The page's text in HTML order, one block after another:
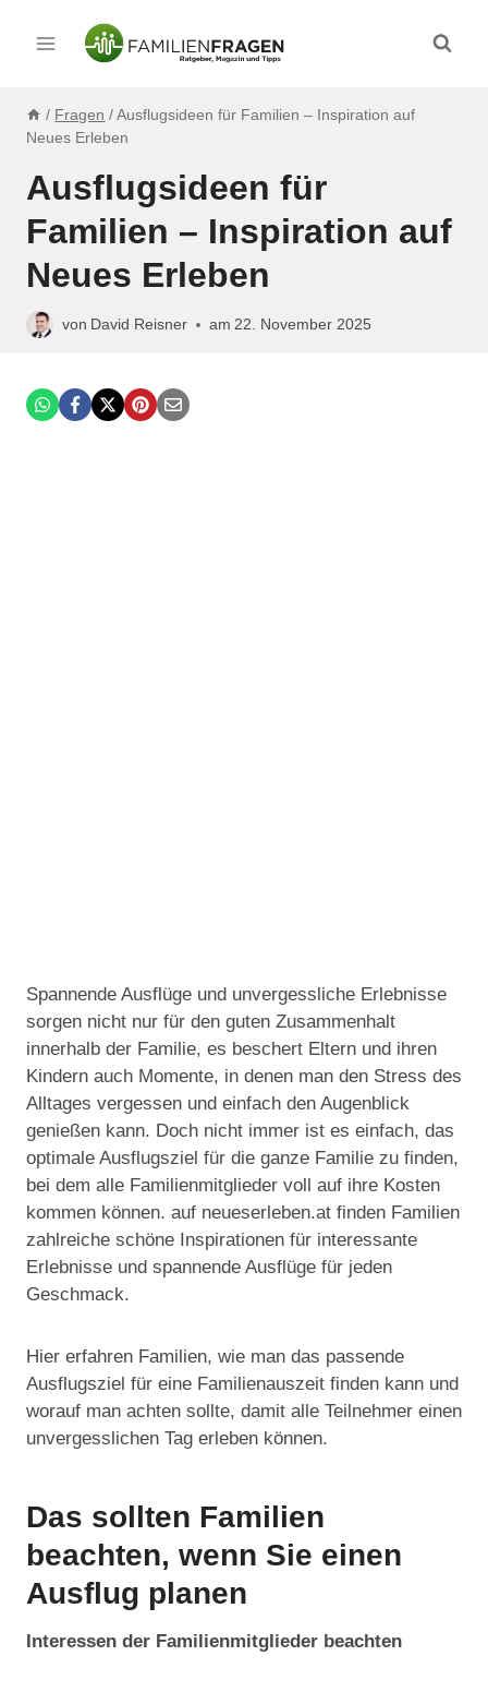
Inhalt
/ Fragen / Ausflugsideen für Familien – Inspiration auf
Neues Erleben
Ausflugsideen für
Familien – Inspiration auf
Neues Erleben
von David Reisner am 22. November 2025
Spannende Ausflüge und unvergessliche Erlebnisse
sorgen nicht nur für den guten Zusammenhalt
innerhalb der Familie, es beschert Eltern und ihren
Kindern auch Momente, in denen man den Stress des
Alltages vergessen und einfach den Augenblick
genießen kann. Doch nicht immer ist es einfach, das
optimale Ausflugsziel für die ganze Familie zu finden,
bei dem alle Familienmitglieder voll auf ihre Kosten
kommen können. auf neueserleben.at finden Familien
zahlreiche schöne Inspirationen für interessante
Erlebnisse und spannende Ausflüge für jeden
Geschmack.
Hier erfahren Familien, wie man das passende
Ausflugsziel für eine Familienauszeit finden kann und
worauf man achten sollte, damit alle Teilnehmer einen
unvergesslichen Tag erleben können.
Das sollten Familien
beachten, wenn Sie einen
Ausflug planen
Interessen der Familienmitglieder beachten